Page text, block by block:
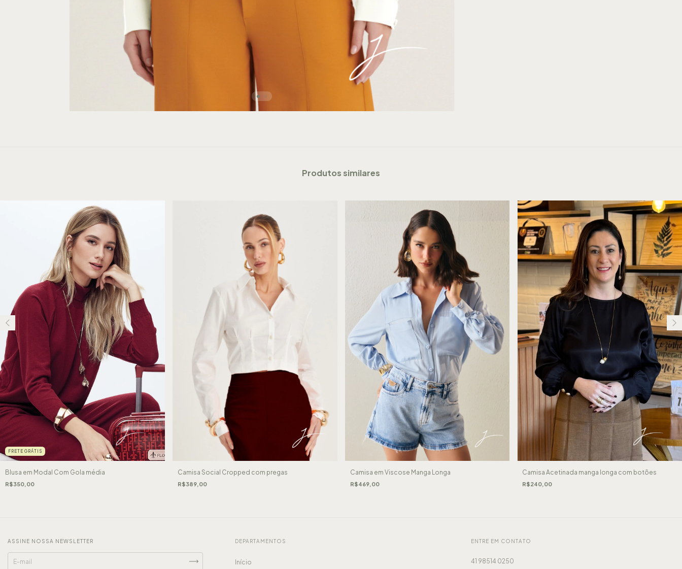
Produtos similares
FRETE GRÁTIS
Blusa em Modal Com Gola média
R$350,00
Camisa Social Cropped com pregas
R$389,00
Camisa em Viscose Manga Longa
R$469,00
Camisa Acetinada manga longa com botões
R$240,00
ASSINE NOSSA NEWSLETTER DEPARTAMENTOS
Início
ENTRE EM CONTATO
41 98514 0250